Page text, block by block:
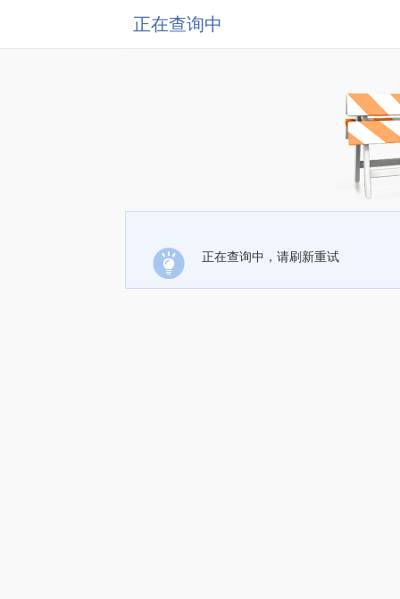
正在查询中
正在查询中，请刷新重试